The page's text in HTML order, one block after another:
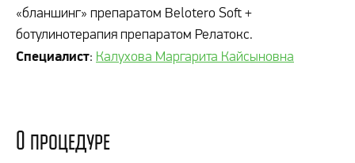
«бланшинг» препаратом Belotero Soft +
ботулинотерапия препаратом Релатокс.
Специалист: Калухова Маргарита Кайсыновна
О процедуре